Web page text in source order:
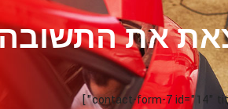
את